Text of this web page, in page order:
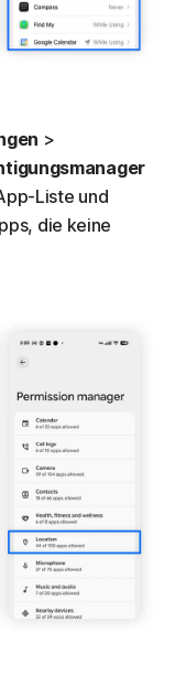
>
Liste und
die keine